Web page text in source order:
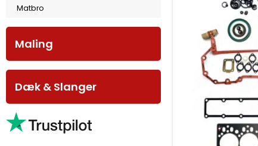
Matbro
Maling
Dæk & Slanger